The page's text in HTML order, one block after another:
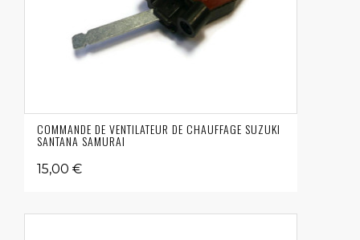
COMMANDE DE VENTILATEUR DE CHAUFFAGE SUZUKI
SANTANA SAMURAI
15,00 €